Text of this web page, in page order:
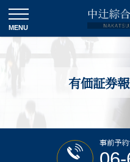
有価証券
事前予